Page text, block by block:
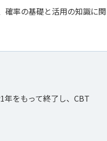
確率の基礎と活用の知識に
年をもって終了し、 CBT